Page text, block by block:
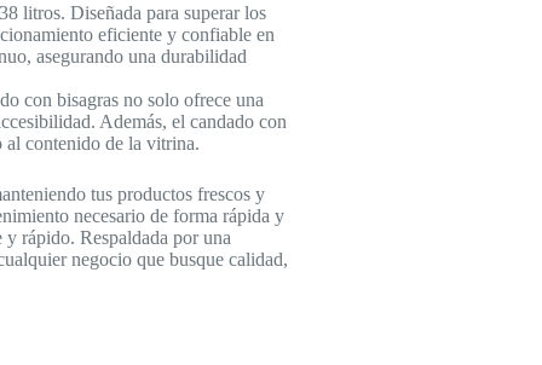
litros. Diseñada para superar los
eficiente y confiable en
asegurando una durabilidad
con bisagras no solo ofrece una
Además, el candado con
al contenido de la vitrina.
tus productos frescos y
necesario de forma rápida y
rápido. Respaldada por una
negocio que busque calidad,